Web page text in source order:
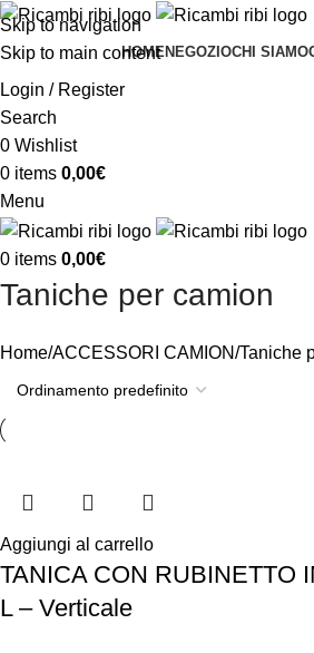
Skip to navigation
Skip to main content
HOMENEGOZIOCHI SIAMO
Login / Register
Search
0 Wishlist
0 items 0,00€
Menu
0 items 0,00€
Taniche per camion
Home ACCESSORI CAMION Taniche
Aggiungi al carrello
TANICA CON RUBINETTO
L – Verticale